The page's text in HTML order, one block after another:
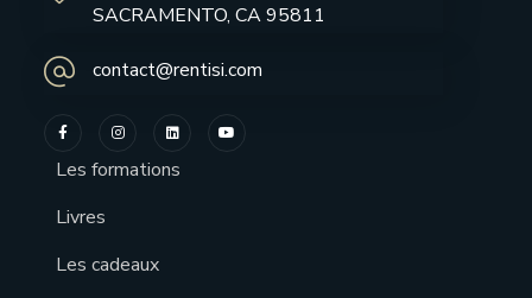
SACRAMENTO, CA 95811
contact@rentisi.com
Les formations
Livres
Les cadeaux